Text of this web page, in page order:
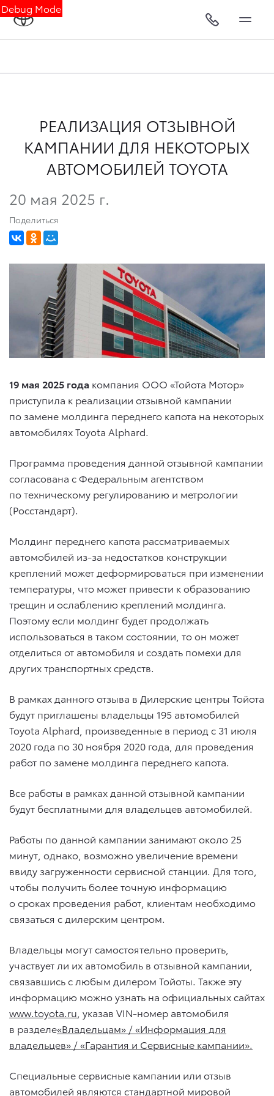
Debug Mode
РЕАЛИЗАЦИЯ ОТЗЫВНОЙ
КАМПАНИИ ДЛЯ НЕКОТОРЫХ
АВТОМОБИЛЕЙ TOYOTA
20 мая 2025 г.
Поделиться
19 мая 2025 года компания ООО «Тойота Мотор»
приступила к реализации отзывной кампании
по замене молдинга переднего капота на некоторых
автомобиляхToyota Alphard.
Программа проведения данной отзывной кампании
согласована с Федеральным агентством
по техническому регулированию и метрологии
(Росстандарт).
Молдинг переднего капота рассматриваемых
автомобилей из-за недостатков конструкции
креплений может деформироваться при изменении
температуры, что может привести к образованию
трещин и ослаблению креплений молдинга.
Поэтому если молдинг будет продолжать
использоваться в таком состоянии, то он может
отделиться от автомобиля и создать помехи для
других транспортных средств.
В рамках данного отзыва в Дилерские центры Тойота
будут приглашены владельцы 195 автомобилей
Toyota Alphard , произведенные в период с 31 июля
2020 года по 30 ноября 2020 года, для проведения
работ по замене молдинга переднего капота.
Все работы в рамках данной отзывной кампании
будут бесплатными для владельцев автомобилей.
Работы по данной кампании занимают около 25
минут, однако, возможно увеличение времени
ввиду загруженности сервисной станции. Для того,
чтобы получить более точную информацию
о сроках проведения работ, клиентам необходимо
связаться с дилерским центром.
Владельцы могут самостоятельно проверить,
участвует ли их автомобиль в отзывной кампании,
связавшись с любым дилером Тойоты. Также эту
информацию можно узнать на официальных сайтах
www.toyota.ru , указав VIN-номер автомобиля
в разделе«Владельцам» / «Информация для
владельцев» / «Гарантия и Сервисные кампании».
Специальные сервисные кампании или отзыв
автомобилей являются стандартной мировой